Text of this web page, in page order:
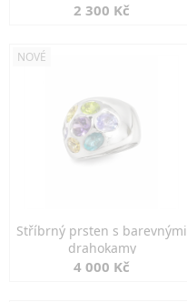
2 300 Kč
NOVÉ
Stříbrný prsten s barevnými
drahokamy
4 000 Kč